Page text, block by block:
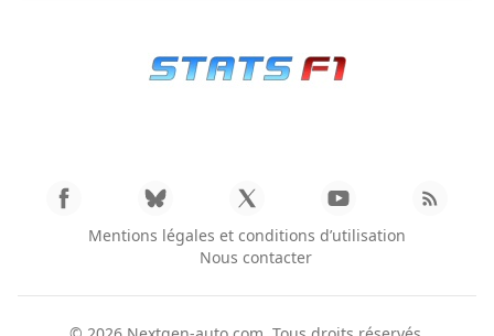
Mentions légales et conditions d’utilisation
Nous contacter